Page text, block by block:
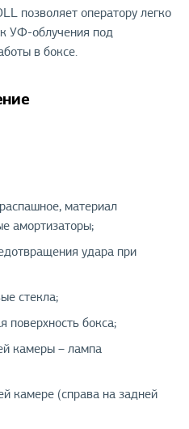
позволяет оператору легко
УФ-облучения под
в боксе.
материал
амортизаторы;
удара при
стекла;
поверхность бокса;
камеры – лампа
камере (справа на задней